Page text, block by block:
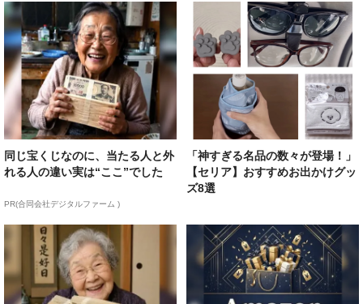
同じ宝くじなのに、当たる人と外
れる人の違い実は“ここ”でした
PR(合同会社デジタルファーム )
「神すぎる名品の数々が登場！」
【セリア】おすすめお出かけグッ
ズ8選